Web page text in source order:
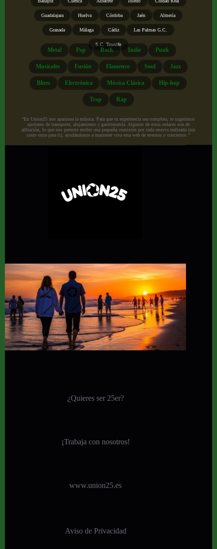
Guadalajara Huelva Córdoba Jaén Almería
Granada Málaga Cádiz Las Palmas G.C.
S.C. Tenerife
Metal Pop Rock Indie Punk
Musicales Fusión Flamenco Soul Jazz
Blues Electrónica Música Clásica Hip-hop
Trap Rap
“En Union25 nos apasiona la música. Para que tu experiencia sea completa, te sugerimos
opciones de transporte, alojamiento y gastronomía. Algunos de estos enlaces son de
afiliación, lo que nos permite recibir una pequeña comisión por cada reserva realizada (sin
coste extra para ti), ayudándonos a mantener viva esta web de eventos y conciertos.”
¿Quieres ser 25er?
¡Trabaja con nosotros!
www.union25.es
Aviso de Privacidad